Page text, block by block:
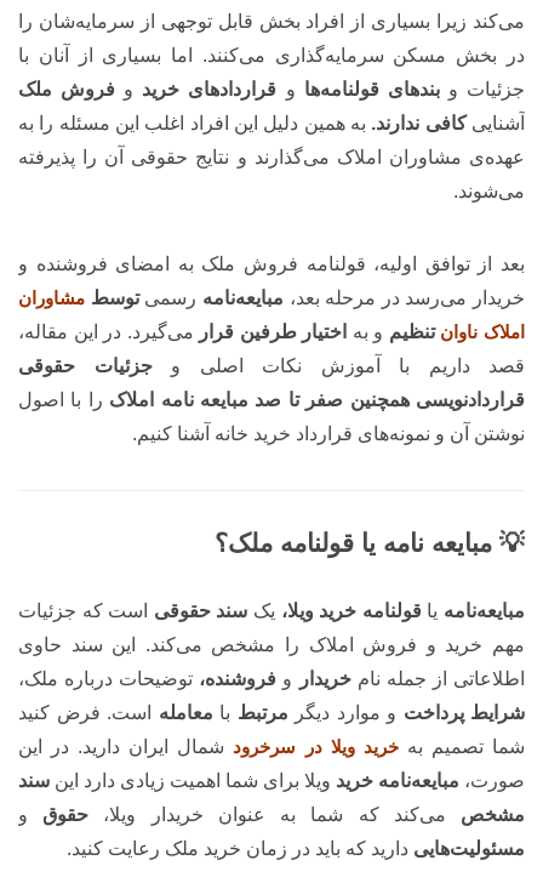
می‌کند زیرا بسیاری از افراد بخش قابل توجهی از سرمایه‌شان را
در بخش مسکن سرمایه‌گذاری می‌کنند. اما بسیاری از آنان با
جزئیات وبندهای قولنامه‌ها و قراردادهای خرید و فروش ملک
آشناییکافی ندارند. به همین دلیل این افراد اغلب این مسئله را به
عهده‌ی مشاوران املاک می‌گذارند و نتایج حقوقی آن را پذیرفته
می‌شوند.
بعد از توافق اولیه، قولنامه فروش ملک به امضای فروشنده و
خریدار می‌رسد در مرحله بعد، مبایعه‌نامه رسمیتوسط مشاوران
املاک ناوان تنظیم و به اختیار طرفین قرار می‌گیرد. در این مقاله،
قصد داریم با آموزش نکات اصلی وجزئیات حقوقی
قراردادنویسی همچنین صفر تا صد مبایعه نامه املاک را با اصول
نوشتن آن و نمونه‌های قرارداد خرید خانه آشنا کنیم.
💡 مبایعه نامه یا قولنامه ملک؟
مبایعه‌نامه یا قولنامه خرید ویلا، یک سند حقوقی است که جزئیات
مهم خرید و فروش املاک را مشخص می‌کند. این سند حاوی
اطلاعاتی از جمله نامخریدار و فروشنده، توضیحات درباره ملک،
شرایط پرداخت و موارد دیگر مرتبط با معامله است. فرض کنید
شما تصمیم بهخرید ویلا در سرخرود شمال ایران دارید. در این
صورت، مبایعه‌نامه خرید ویلا برای شما اهمیت زیادی دارد این سند
مشخص می‌کند که شما به عنوان خریدار ویلا، حقوق و
مسئولیت‌هایی دارید که باید در زمان خرید ملک رعایت کنید.